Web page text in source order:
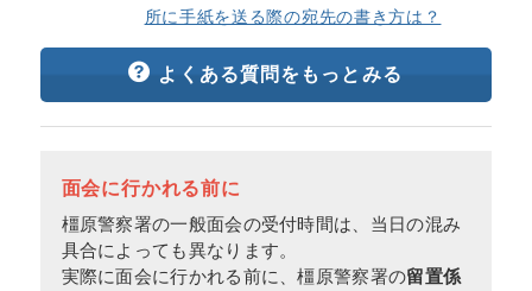
所に手紙を送る際の宛先の書き方は？
よくある質問をもっとみる
面会に行かれる前に
橿原警察署の一般面会の受付時間は、当日の混み
具合によっても異なります。
実際に面会に行かれる前に、橿原警察署の留置係